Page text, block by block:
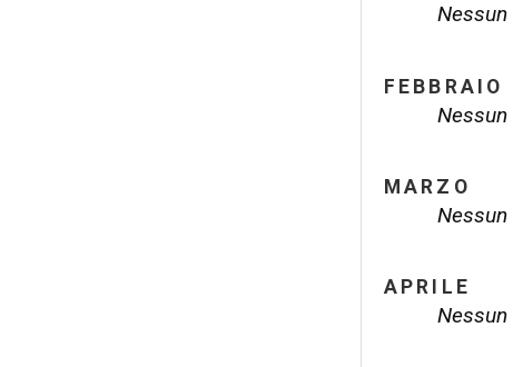
FEBBRAIO
MARZO
APRILE